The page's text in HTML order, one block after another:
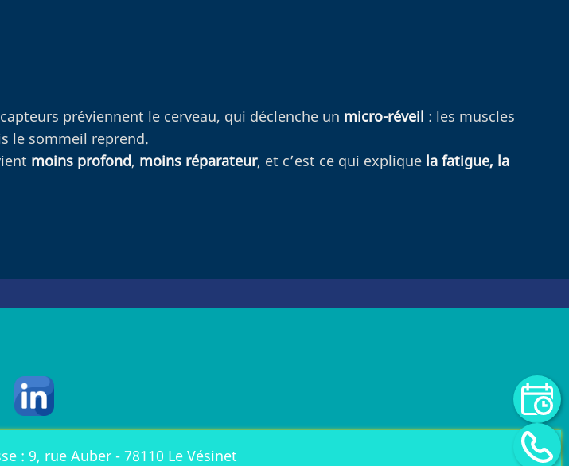
préviennent le cerveau, qui déclenche un micro-réveil : les muscles
le sommeil reprend.
moins profond, moins réparateur, et c’est ce qui explique la fatigue, la
: 9, rue Auber - 78110 Le Vésinet